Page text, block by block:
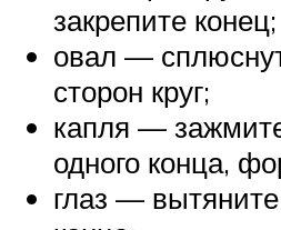
закрепите конец;
овал —
сторон круг;
капля —
одного конца,
глаз —